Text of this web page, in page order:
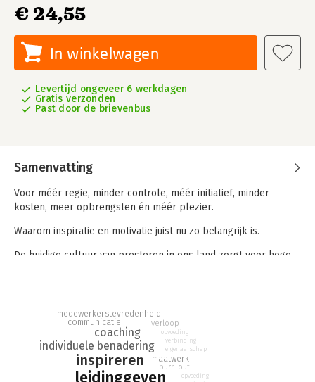
€ 24,55
In winkelwagen
Levertijd ongeveer 6 werkdagen
Gratis verzonden
Past door de brievenbus
Samenvatting
Voor méér regie, minder controle, méér initiatief, minder
kosten, meer opbrengsten én méér plezier.
Waarom inspiratie en motivatie juist nu zo belangrijk is.
De huidige cultuur van presteren in ons land zorgt voor hoge
'We moeten' steeds meer. Onze hersenen krijgen steeds meer
impulsen te verwerken en dat terwijl de hersencapaciteit niet
groeit.
Ook de druk op de arbeidsmarkt blijft toenemen. In 2022
leidinggeven
inspireren
individuele benadering
coaching
communicatie
maatwerk
medewerkerstevredenheid
verloop
burn-out
opvoeding
verbinding
eigenaarschap
opvoeding